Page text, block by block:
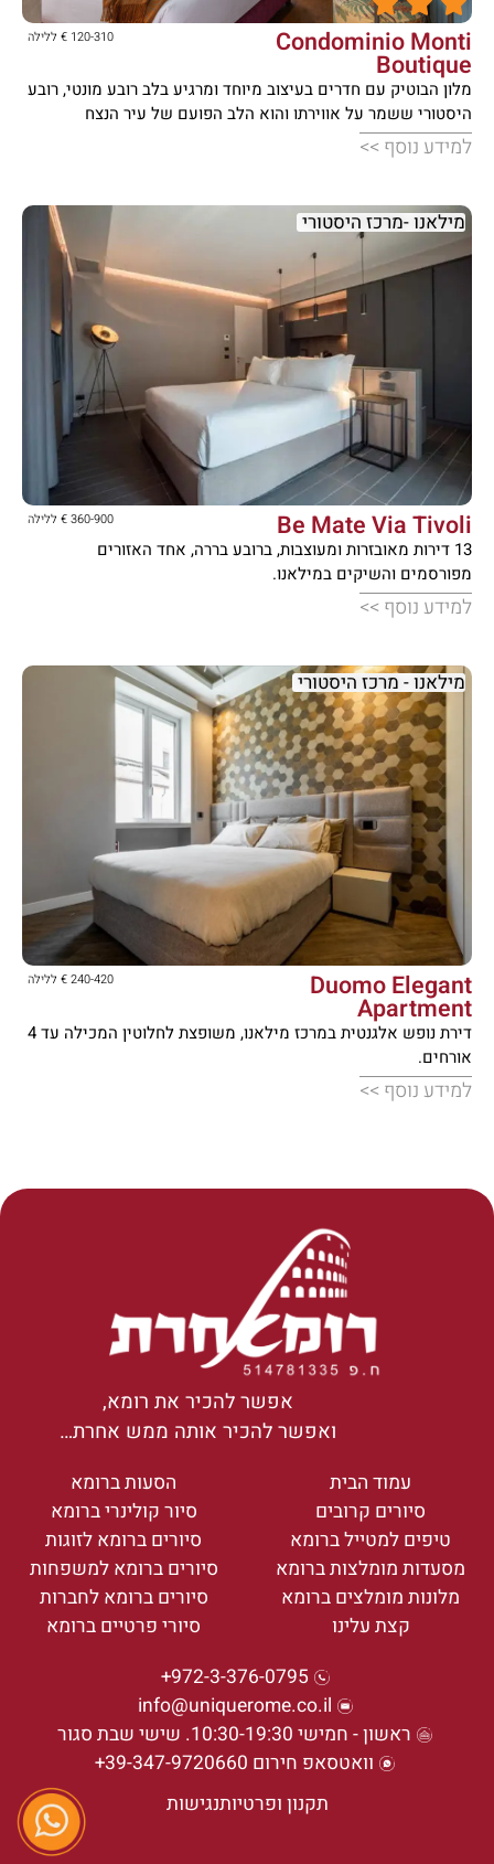
Condominio Monti
Boutique
120-310 € ללילה
מלון הבוטיק עם חדרים בעיצוב מיוחד ומרגיע בלב רובע מונטי, רובע
היסטורי ששמר על אווירתו והוא הלב הפועם של עיר הנצח
למידע נוסף >>





Be Mate Via Tivoli 360-900 € ללילה
13 דירות מאובזרות ומעוצבות, ברובע בררה, אחד האזורים
מפורסמים והשיקים במילאנו.
למידע נוסף >>
מילאנו -מרכז היסטורי




Duomo Elegant
Apartment
240-420 € ללילה
דירת נופש אלגנטית במרכז מילאנו, משופצת לחלוטין המכילה עד 4
אורחים.
למידע נוסף >>
מילאנו - מרכז היסטורי
אפשר להכיר את רומא,
ואפשר להכיר אותה ממש אחרת…
עמוד הבית
סיורים קרובים
טיפים למטייל ברומא
מסעדות מומלצות ברומא
מלונות מומלצים ברומא
קצת עלינו
הסעות ברומא
סיור קולינרי ברומא
סיורים ברומא לזוגות
סיורים ברומא למשפחות
סיורים ברומא לחברות
סיורי פרטיים ברומא
972-3-376-0795+
info@uniquerome.co.il
ראשון - חמישי 10:30-19:30. שישי שבת סגור
וואטסאפ חירום 39-347-9720660+
תקנון ופרטיותנגישות